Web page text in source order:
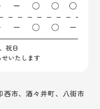
西市、酒々井町、八街市